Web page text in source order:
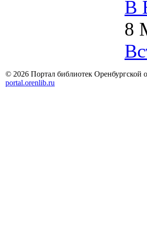
В
8
© 2026 Портал библиотек Оренбургской
portal.orenlib.ru